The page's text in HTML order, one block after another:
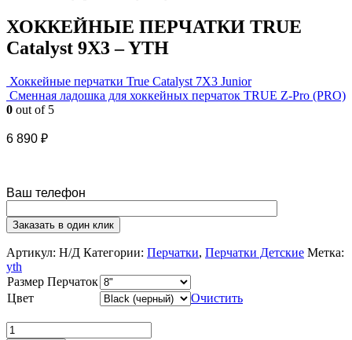
ХОККЕЙНЫЕ ПЕРЧАТКИ TRUE
Catalyst 9X3 – YTH
Хоккейные перчатки True Catalyst 7X3 Junior
Cменная ладошка для хоккейных перчаток TRUE Z-Pro (PRO)
0 out of 5
6 890 ₽
Ваш телефон
Артикул: Н/Д Категории: Перчатки, Перчатки Детские Метка:
yth
Размер Перчаток
Цвет
Очистить